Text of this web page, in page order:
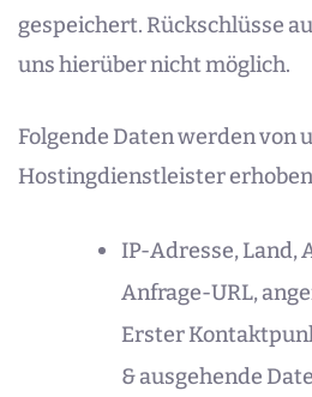
gespeichert. Rückschlüsse
uns hierüber nicht möglich.
Folgende Daten werden von
Hostingdienstleister
IP-Adresse, Land,
Anfrage-URL,
Erster
& ausgehende